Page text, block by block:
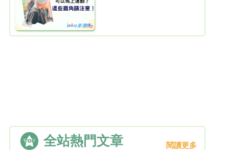
全站熱門文章 閱讀更多